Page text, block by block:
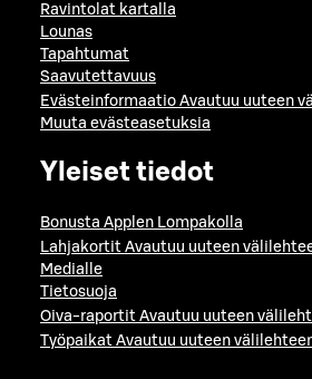
Ravintolat kartalla
Lounas
Tapahtumat
Saavutettavuus
Evästeinformaatio Avautuu uuteen
Muuta evästeasetuksia
Yleiset tiedot
Bonusta Applen Lompakolla
Lahjakortit Avautuu uuteen
Medialle
Tietosuoja
Oiva-raportit Avautuu uuteen
Työpaikat Avautuu uuteen